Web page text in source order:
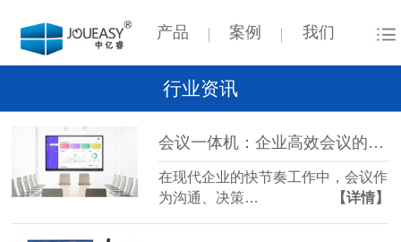
产品 案例 我们
行业资讯
会议一体机：企业高效会议的得力助手
在现代企业的快节奏工作中，会议作
为沟通、决策…
【详情】